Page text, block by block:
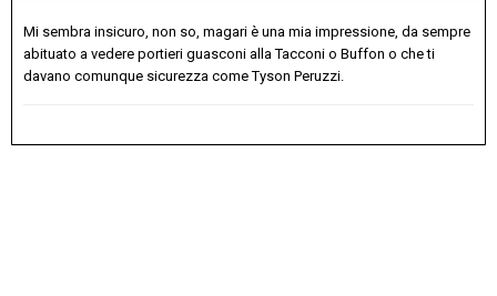
Mi sembra insicuro, non so, magari è una mia impressione, da sempre
abituato a vedere portieri guasconi alla Tacconi o Buffon o che ti
davano comunque sicurezza come Tyson Peruzzi.